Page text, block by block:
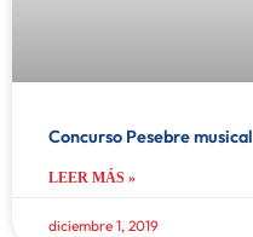
Concurso Pesebre musical
LEER MÁS »
diciembre 1, 2019